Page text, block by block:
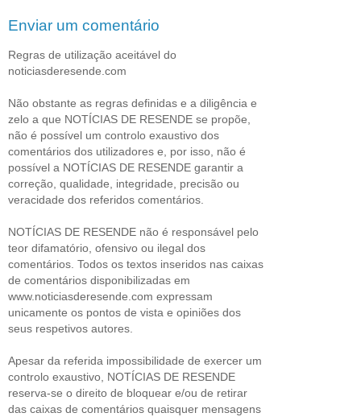
Enviar um comentário
Regras de utilização aceitável do
noticiasderesende.com
Não obstante as regras definidas e a diligência e
zelo a que NOTÍCIAS DE RESENDE se propõe,
não é possível um controlo exaustivo dos
comentários dos utilizadores e, por isso, não é
possível a NOTÍCIAS DE RESENDE garantir a
correção, qualidade, integridade, precisão ou
veracidade dos referidos comentários.
NOTÍCIAS DE RESENDE não é responsável pelo
teor difamatório, ofensivo ou ilegal dos
comentários. Todos os textos inseridos nas caixas
de comentários disponibilizadas em
www.noticiasderesende.com expressam
unicamente os pontos de vista e opiniões dos
seus respetivos autores.
Apesar da referida impossibilidade de exercer um
controlo exaustivo, NOTÍCIAS DE RESENDE
reserva-se o direito de bloquear e/ou de retirar
das caixas de comentários quaisquer mensagens